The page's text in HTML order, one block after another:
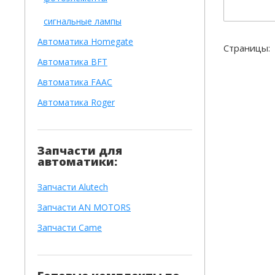
сигнальные лампы
Автоматика Homegate
Автоматика BFT
Автоматика FAAC
Автоматика Roger
Запчасти для
автоматики:
Запчасти Alutech
Запчасти AN MOTORS
Запчасти Came
Страницы: